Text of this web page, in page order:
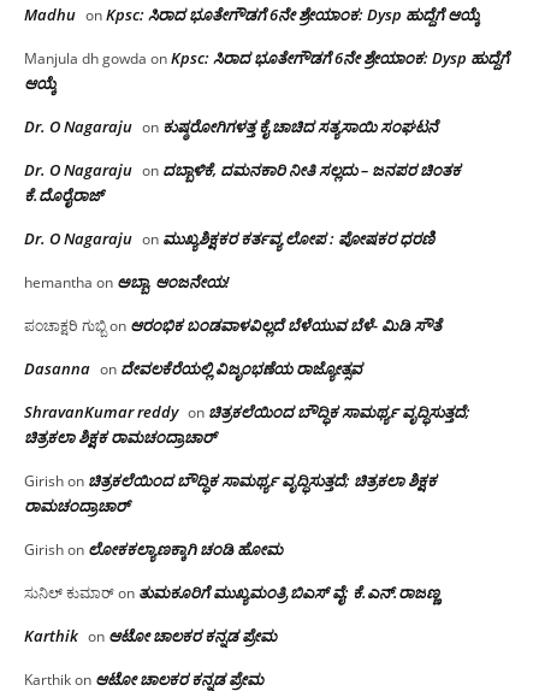
Madhu onKpsc: ಸಿರಾದ ಭೂತೇಗೌಡಗೆ 6ನೇ ಶ್ರೇಯಾಂಕ: Dysp ಹುದ್ದೆಗೆ ಆಯ್ಕೆ
Manjula dh gowda onKpsc: ಸಿರಾದ ಭೂತೇಗೌಡಗೆ 6ನೇ ಶ್ರೇಯಾಂಕ: Dysp ಹುದ್ದೆಗೆ
ಆಯ್ಕೆ
Dr. O Nagaraju on ಕುಷ್ಠರೋಗಿಗಳತ್ತ ಕೈ ಚಾಚಿದ ಸತ್ಯಸಾಯಿ ಸಂಘಟನೆ
Dr. O Nagaraju on ದಬ್ಬಾಳಿಕೆ, ದಮನಕಾರಿ ನೀತಿ ಸಲ್ಲದು – ಜನಪರ ಚಿಂತಕ
ಕೆ.ದೊರೈರಾಜ್
Dr. O Nagaraju on ಮುಖ್ಯಶಿಕ್ಷಕರ ಕರ್ತವ್ಯ ಲೋಪ : ಪೋಷಕರ ಧರಣಿ
hemantha on ಅಬ್ಬಾ, ಆಂಜನೇಯ!
ಪಂಚಾಕ್ಷರಿ ಗುಬ್ಬಿon ಆರಂಭಿಕ ಬಂಡವಾಳವಿಲ್ಲದೆ ಬೆಳೆಯುವ ಬೆಳೆ- ಮಿಡಿ ಸೌತೆ
Dasanna on ದೇವಲಕೆರೆಯಲ್ಲಿ ವಿಜೃಂಭಣೆಯ ರಾಜ್ಯೋತ್ಸವ
ShravanKumar reddy on ಚಿತ್ರಕಲೆಯಿಂದ ಬೌದ್ಧಿಕ ಸಾಮರ್ಥ್ಯ ವೃದ್ಧಿಸುತ್ತದೆ;
ಚಿತ್ರಕಲಾ ಶಿಕ್ಷಕ ರಾಮಚಂದ್ರಾಚಾರ್
Girishon ಚಿತ್ರಕಲೆಯಿಂದ ಬೌದ್ಧಿಕ ಸಾಮರ್ಥ್ಯ ವೃದ್ಧಿಸುತ್ತದೆ; ಚಿತ್ರಕಲಾ ಶಿಕ್ಷಕ
ರಾಮಚಂದ್ರಾಚಾರ್
Girishon ಲೋಕಕಲ್ಯಾಣಕ್ಕಾಗಿ ಚಂಡಿ ಹೋಮ
ಸುನಿಲ್ ಕುಮಾರ್on ತುಮಕೂರಿಗೆ ಮುಖ್ಯಮಂತ್ರಿ ಬಿಎಸ್ ವೈ: ಕೆ.ಎನ್.ರಾಜಣ್ಣ
Karthik on ಆಟೋ ಚಾಲಕರ ಕನ್ನಡ ಪ್ರೇಮ
Karthikon ಆಟೋ ಚಾಲಕರ ಕನ್ನಡ ಪ್ರೇಮ